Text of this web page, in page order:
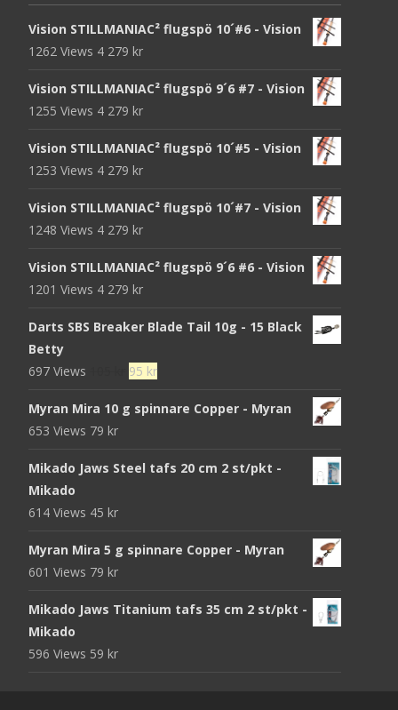
Vision STILLMANIAC² flugspö 10´#6 - Vision
1262 Views 4 279 kr
Vision STILLMANIAC² flugspö 9´6 #7 - Vision
1255 Views 4 279 kr
Vision STILLMANIAC² flugspö 10´#5 - Vision
1253 Views 4 279 kr
Vision STILLMANIAC² flugspö 10´#7 - Vision
1248 Views 4 279 kr
Vision STILLMANIAC² flugspö 9´6 #6 - Vision
1201 Views 4 279 kr
Darts SBS Breaker Blade Tail 10g - 15 Black
Betty
697 Views
Det
priset
95 krDet
priset
Myran Mira 10 g spinnare Copper - Myran
653 Views 79 kr
Mikado Jaws Steel tafs 20 cm 2 st/pkt -
Mikado
614 Views 45 kr
Myran Mira 5 g spinnare Copper - Myran
601 Views 79 kr
Mikado Jaws Titanium tafs 35 cm 2 st/pkt -
Mikado
596 Views 59 kr